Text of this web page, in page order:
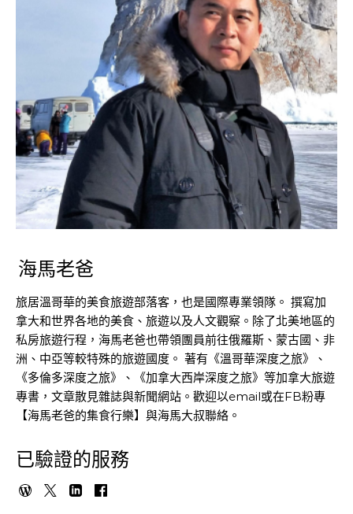
海馬老爸
旅居溫哥華的美食旅遊部落客，也是國際專業領隊。 撰寫加
拿大和世界各地的美食、旅遊以及人文觀察。除了北美地區的
私房旅遊行程，海馬老爸也帶領團員前往俄羅斯、蒙古國、非
洲、中亞等較特殊的旅遊國度。 著有《溫哥華深度之旅》、
《多倫多深度之旅》、《加拿大西岸深度之旅》等加拿大旅遊
專書，文章散見雜誌與新聞網站。歡迎以email或在FB粉專
【海馬老爸的集食行樂】與海馬大叔聯絡。
已驗證的服務